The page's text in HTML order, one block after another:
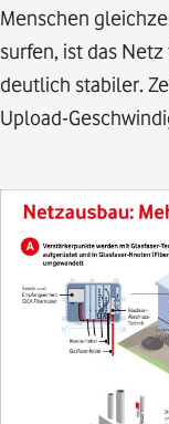
Menschen
surfen, ist das
deutlich stabiler.
Upload-